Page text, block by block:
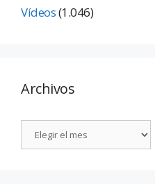
Vídeos(1.046)
Archivos